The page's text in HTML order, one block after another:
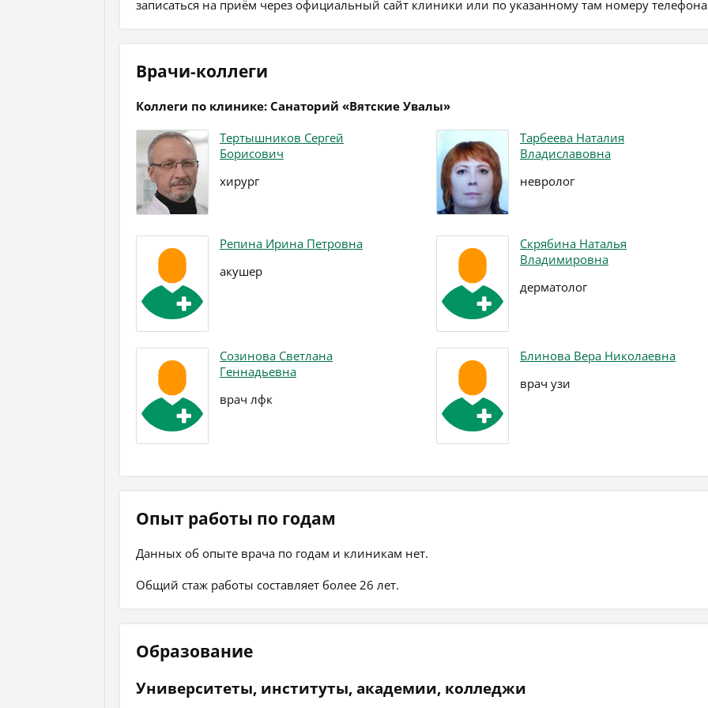
записаться на приём через официальный сайт клиники или по указанному там номеру
Врачи-коллеги
Коллеги по клинике: Санаторий «Вятские Увалы»
Тертышников Сергей
Борисович
хирург
Тарбеева Наталия
Владиславовна
невролог
Репина Ирина Петровна
акушер
Скрябина Наталья
Владимировна
дерматолог
Созинова Светлана
Геннадьевна
врач лфк
Блинова Вера Николаевна
врач узи
Опыт работы по годам
Данных об опыте врача по годам и клиникам нет.
Общий стаж работы составляет более 26 лет.
Образование
Университеты, институты, академии, колледжи